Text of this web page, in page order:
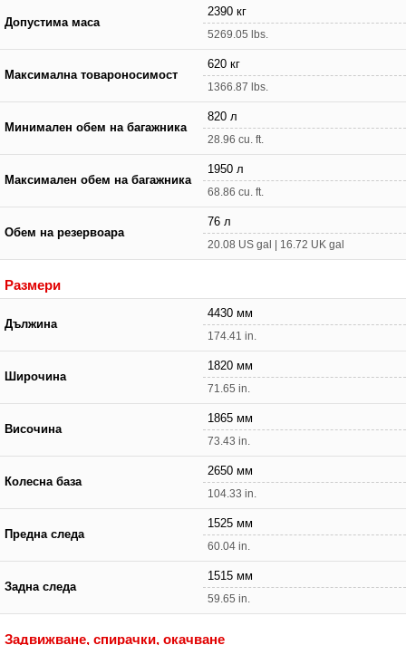
Допустима маса
2390 кг
5269.05 lbs.
Максимална товароносимост
620 кг
1366.87 lbs.
Минимален обем на багажника
820 л
28.96 cu. ft.
Максимален обем на багажника
1950 л
68.86 cu. ft.
Обем на резервоара
76 л
20.08 US gal | 16.72 UK gal
Размери
Дължина
4430 мм
174.41 in.
Широчина
1820 мм
71.65 in.
Височина
1865 мм
73.43 in.
Колесна база
2650 мм
104.33 in.
Предна следа
1525 мм
60.04 in.
Задна следа
1515 мм
59.65 in.
Задвижване, спирачки, окачване